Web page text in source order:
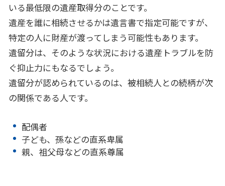
いる最低限の遺産取得分のことです。
遺産を誰に相続させるかは遺言書で指定可能ですが、
特定の人に財産が渡ってしまう可能性もあります。
遺留分は、そのような状況における遺産トラブルを防
ぐ抑止力にもなるでしょう。
遺留分が認められているのは、被相続人との続柄が次
の関係である人です。
配偶者
子ども、孫などの直系卑属
親、祖父母などの直系尊属